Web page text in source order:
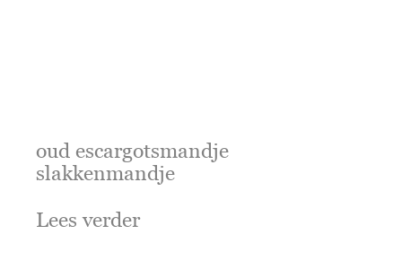
oud escargotsmandje
slakkenmandje
Lees verder